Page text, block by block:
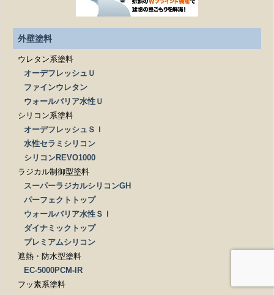
外壁塗料
ウレタン系塗料
オーデフレッシュＵ
ファインウレタン
ウォールバリア水性Ｕ
シリコン系塗料
オーデフレッシュＳＩ
水性セラミシリコン
シリコンREVO1000
ラジカル制御型塗料
スーパーラジカルシリコンGH
パーフェクトトップ
ウォールバリア水性ＳＩ
ダイナミックトップ
プレミアムシリコン
遮熱・防水型塗料
EC-5000PCM-IR
フッ素系塗料